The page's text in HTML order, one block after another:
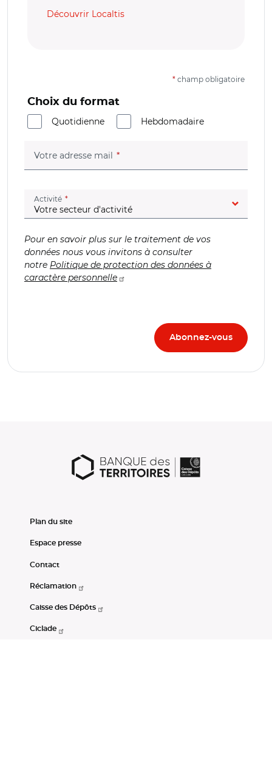
Découvrir Localtis
* champ obligatoire
Choix du format
Quotidienne
Hebdomadaire
Votre adresse mail (champ obligatoire)
Activité (champ obligatoire)
Pour en savoir plus sur le traitement de vos
données nous vous invitons à consulter
notre Politique de protection des données à
caractère personnelle
Plan du site
Espace presse
Contact
Réclamation
Caisse des Dépôts
Ciclade